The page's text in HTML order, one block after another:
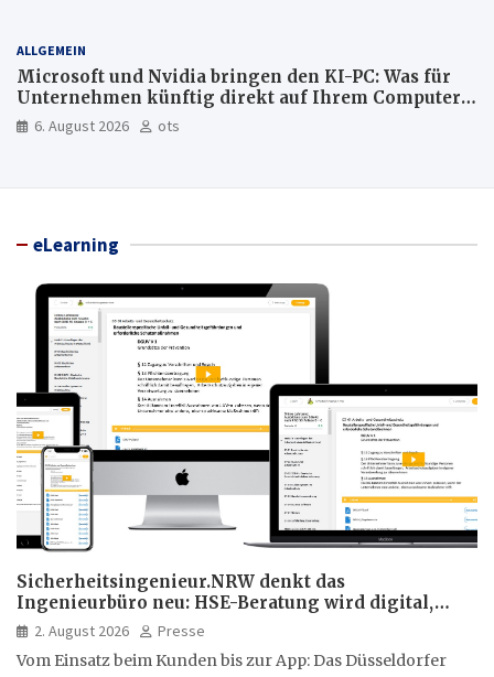
ALLGEMEIN
Microsoft und Nvidia bringen den KI-PC: Was für
Unternehmen künftig direkt auf Ihrem Computer
läuft und was weiter in der Cloud bleibt
6. August 2026 ots
eLearning
Sicherheitsingenieur.NRW denkt das
Ingenieurbüro neu: HSE-Beratung wird digital,
hybrid und multimedial
2. August 2026
Presse
Vom Einsatz beim Kunden bis zur App: Das Düsseldorfer